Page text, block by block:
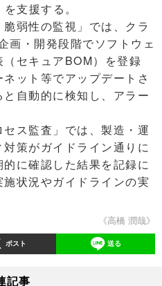
支援する。
弱性の監視」では、クラ
画・開発段階でソフトウェ
セキュアBOM）を登録
ット等でアップデートさ
自動的に検知し、アラー
ス監査」では、製造・運
策がガイドライン通りに
に確認した結果を記録に
状況やガイドラインの実
《高橋 潤哉》
ポスト 送る
記事